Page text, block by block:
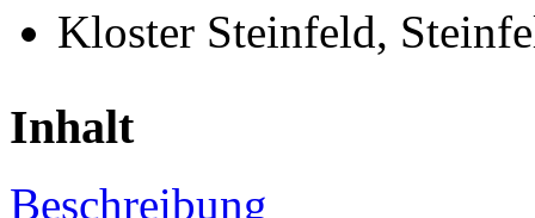
Kloster Steinfeld,
Inhalt
Beschreibung